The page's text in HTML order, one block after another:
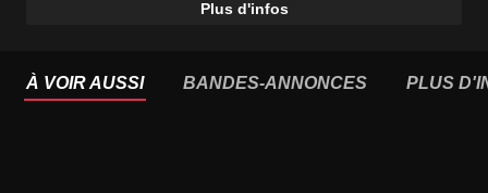
Plus d'infos
À VOIR AUSSI BANDES-ANNONCES PLUS